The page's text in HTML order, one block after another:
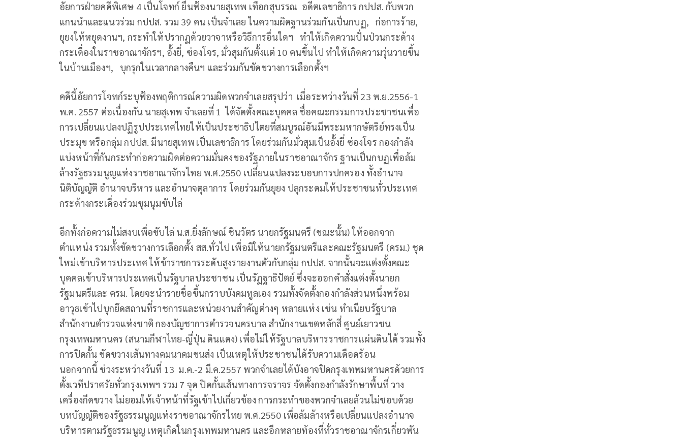
อัยการฝ่ายคดีพิเศษ 4 เป็นโจทก์ ยื่นฟ้องนายสุเทพ เทือกสุบรรณ อดีตเลขาธิการ กปปส. กับพวก
แกนนำและแนวร่วม กปปส. รวม 39 คน เป็นจำเลย ในความผิดฐานร่วมกันเป็นกบฏ, ก่อการร้าย,
ยุยงให้หยุดงานฯ, กระทำให้ปรากฏด้วยวาจาหรือวิธีการอื่นใดฯ ทำให้เกิดความปั่นป่วนกระด้าง
กระเดื่องในราชอาณาจักรฯ, อั้งยี่, ซ่องโจร, มั่วสุมกันตั้งแต่ 10 คนขึ้นไป ทำให้เกิดความวุ่นวายขึ้น
ในบ้านเมืองฯ, บุกรุกในเวลากลางคืนฯ และร่วมกันขัดขวางการเลือกตั้งฯ
คดีนี้อัยการโจทก์ระบุฟ้องพฤติการณ์ความผิดพวกจำเลยสรุปว่า เมื่อระหว่างวันที่ 23 พ.ย.2556-1
พ.ค. 2557 ต่อเนื่องกัน นายสุเทพ จำเลยที่ 1 ได้จัดตั้งคณะบุคคล ชื่อคณะกรรมการประชาชนเพื่อ
การเปลี่ยนแปลงปฏิรูปประเทศไทยให้เป็นประชาธิปไตยที่สมบูรณ์อันมีพระมหากษัตริย์ทรงเป็น
ประมุข หรือกลุ่ม กปปส. มีนายสุเทพ เป็นเลขาธิการ โดยร่วมกันมั่วสุมเป็นอั้งยี่ ซ่องโจร กองกำลัง
แบ่งหน้าที่กันกระทำก่อความผิดต่อความมั่นคงของรัฐภายในราชอาณาจักร ฐานเป็นกบฏเพื่อล้ม
ล้างรัฐธรรมนูญแห่งราชอาณาจักรไทย พ.ศ.2550 เปลี่ยนแปลงระบอบการปกครอง ทั้งอำนาจ
นิติบัญญัติ อำนาจบริหาร และอำนาจตุลาการ โดยร่วมกันยุยง ปลุกระดมให้ประชาชนทั่วประเทศ
กระด้างกระเดื่องร่วมชุมนุมขับไล่
อีกทั้งก่อความไม่สงบเพื่อขับไล่ น.ส.ยิ่งลักษณ์ ชินวัตร นายกรัฐมนตรี (ขณะนั้น) ให้ออกจาก
ตำแหน่ง รวมทั้งขัดขวางการเลือกตั้ง สส.ทั่วไป เพื่อมิให้นายกรัฐมนตรีและคณะรัฐมนตรี (ครม.) ชุด
ใหม่เข้าบริหารประเทศ ให้ข้าราชการระดับสูงรายงานตัวกับกลุ่ม กปปส. จากนั้นจะแต่งตั้งคณะ
บุคคลเข้าบริหารประเทศเป็นรัฐบาลประชาชน เป็นรัฏฐาธิปัตย์ ซึ่งจะออกคำสั่งแต่งตั้งนายก
รัฐมนตรีและ ครม. โดยจะนำรายชื่อขึ้นกราบบังคมทูลเอง รวมทั้งจัดตั้งกองกำลังส่วนหนึ่งพร้อม
อาวุธเข้าไปบุกยึดสถานที่ราชการและหน่วยงานสำคัญต่างๆ หลายแห่ง เช่น ทำเนียบรัฐบาล
สำนักงานตำรวจแห่งชาติ กองบัญชาการตำรวจนครบาล สำนักงานเขตหลักสี่ ศูนย์เยาวชน
กรุงเทพมหานคร (สนามกีฬาไทย-ญี่ปุ่น ดินแดง) เพื่อไม่ให้รัฐบาลบริหารราชการแผ่นดินได้ รวมทั้ง
การปิดกั้น ขัดขวางเส้นทางคมนาคมขนส่ง เป็นเหตุให้ประชาชนได้รับความเดือดร้อน
นอกจากนี้ ช่วงระหว่างวันที่ 13 ม.ค.-2 มี.ค.2557 พวกจำเลยได้บังอาจปิดกรุงเทพมหานครด้วยการ
ตั้งเวทีปราศรัยทั่วกรุงเทพฯ รวม 7 จุด ปิดกั้นเส้นทางการจราจร จัดตั้งกองกำลังรักษาพื้นที่ วาง
เครื่องกีดขวาง ไม่ยอมให้เจ้าหน้าที่รัฐเข้าไปเกี่ยวข้อง การกระทำของพวกจำเลยล้วนไม่ชอบด้วย
บทบัญญัติของรัฐธรรมนูญแห่งราชอาณาจักรไทย พ.ศ.2550 เพื่อล้มล้างหรือเปลี่ยนแปลงอำนาจ
บริหารตามรัฐธรรมนูญ เหตุเกิดในกรุงเทพมหานคร และอีกหลายท้องที่ทั่วราชอาณาจักรเกี่ยวพัน